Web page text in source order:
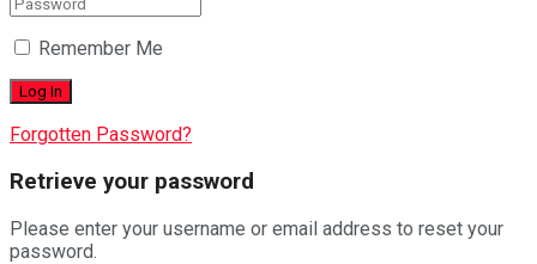
Remember Me
Forgotten Password?
Retrieve your password
Please enter your username or email address to reset your
password.